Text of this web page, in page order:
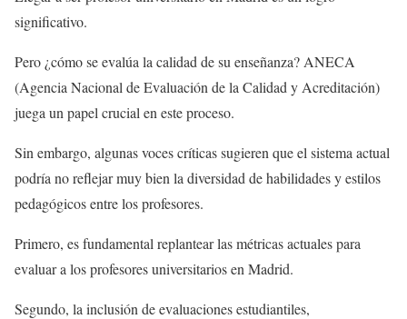
significativo.
Pero ¿cómo se evalúa la calidad de su enseñanza? ANECA
(Agencia Nacional de Evaluación de la Calidad y Acreditación)
juega un papel crucial en este proceso.
Sin embargo, algunas voces críticas sugieren que el sistema actual
podría no reflejar muy bien la diversidad de habilidades y estilos
pedagógicos entre los profesores.
Primero, es fundamental replantear las métricas actuales para
evaluar a los profesores universitarios en Madrid.
Segundo, la inclusión de evaluaciones estudiantiles,